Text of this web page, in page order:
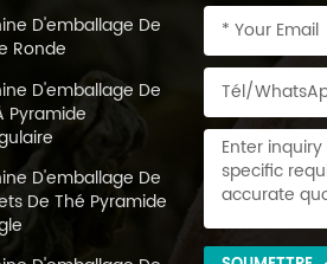
D'emballage De
Ronde
D'emballage De
Pyramide
D'emballage De
De Thé Pyramide